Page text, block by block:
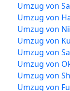
Umzug von
Umzug von
Umzug von
Umzug von
Umzug von
Umzug von
Umzug von
Umzug von